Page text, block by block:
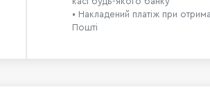
• Накладений платіж при
Пошті